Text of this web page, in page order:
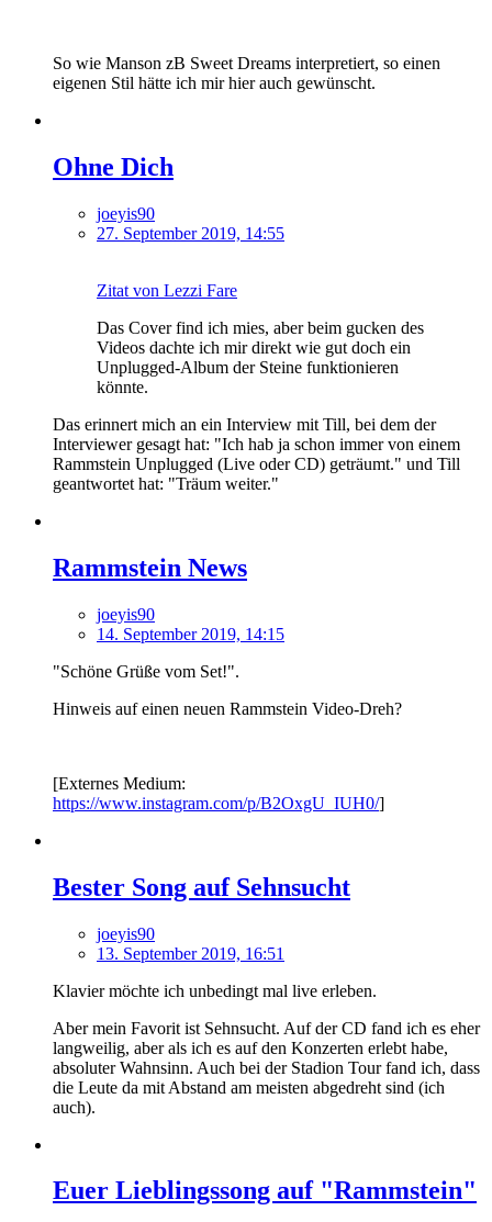
So wie Manson zB Sweet Dreams interpretiert, so einen
eigenen Stil hätte ich mir hier auch gewünscht.
Ohne Dich
joeyis90
27. September 2019, 14:55
Zitat von Lezzi Fare
Das Cover find ich mies, aber beim gucken des
Videos dachte ich mir direkt wie gut doch ein
Unplugged-Album der Steine funktionieren
könnte.
Das erinnert mich an ein Interview mit Till, bei dem der
Interviewer gesagt hat: "Ich hab ja schon immer von einem
Rammstein Unplugged (Live oder CD) geträumt." und Till
geantwortet hat: "Träum weiter."
Rammstein News
joeyis90
14. September 2019, 14:15
"Schöne Grüße vom Set!".
Hinweis auf einen neuen Rammstein Video-Dreh?
[Externes Medium:
https://www.instagram.com/p/B2OxgU_IUH0/]
Bester Song auf Sehnsucht
joeyis90
13. September 2019, 16:51
Klavier möchte ich unbedingt mal live erleben.
Aber mein Favorit ist Sehnsucht. Auf der CD fand ich es eher
langweilig, aber als ich es auf den Konzerten erlebt habe,
absoluter Wahnsinn. Auch bei der Stadion Tour fand ich, dass
die Leute da mit Abstand am meisten abgedreht sind (ich
auch).
Euer Lieblingssong auf "Rammstein"